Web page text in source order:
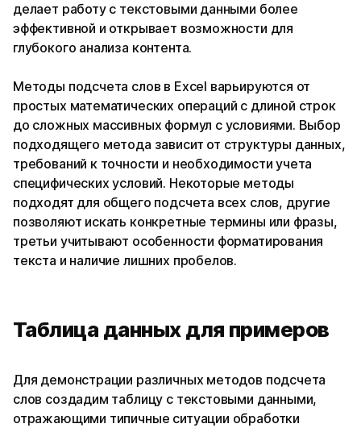
делает работу с текстовыми данными более
эффективной и открывает возможности для
глубокого анализа контента.
Методы подсчета слов в Excel варьируются от
простых математических операций с длиной строк
до сложных массивных формул с условиями. Выбор
подходящего метода зависит от структуры данных,
требований к точности и необходимости учета
специфических условий. Некоторые методы
подходят для общего подсчета всех слов, другие
позволяют искать конкретные термины или фразы,
третьи учитывают особенности форматирования
текста и наличие лишних пробелов.
Таблица данных для примеров
Для демонстрации различных методов подсчета
слов создадим таблицу с текстовыми данными,
отражающими типичные ситуации обработки